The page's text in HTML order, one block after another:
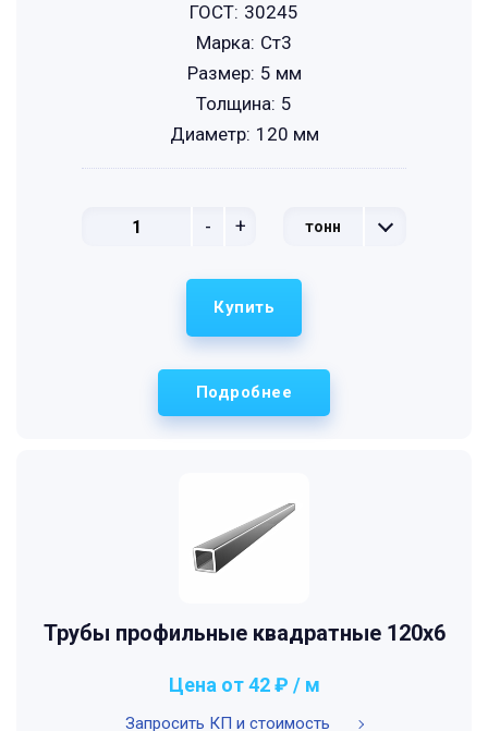
- + тонн
ГОСТ: 30245
Марка: Ст3
Размер: 5 мм
Толщина: 5
Диаметр: 120 мм
Подробнее
Купить
Трубы профильные квадратные 120x6
Запросить КП и стоимость
Цена от 42 ₽ / м